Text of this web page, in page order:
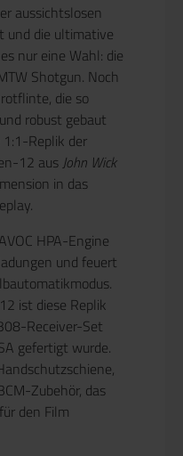
aussichtslosen
und die ultimative
nur eine Wahl: die
Shotgun. Noch
die so
robust gebaut
Replik der
12 aus John Wick
in das
HPA-Engine
und feuert
ist diese Replik
Receiver-Set
gefertigt wurde.
Zubehör, das
den Film